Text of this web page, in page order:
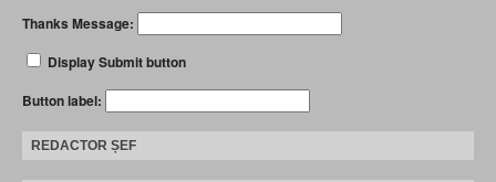
Thanks Message:
Display Submit button
Button label:
REDACTOR ȘEF